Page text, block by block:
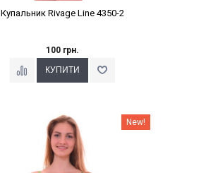
Купальник Rivage Line 4350-2
100 грн.
Наклейки Варіант з % New!